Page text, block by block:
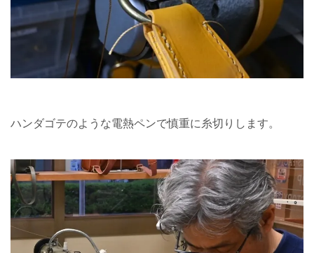
ハンダゴテのような電熱ペンで慎重に糸切りします。